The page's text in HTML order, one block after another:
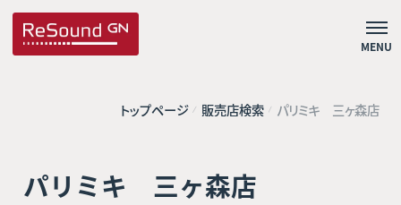
MENU
トップページ 販売店検索 パリミキ 三ヶ森店
パリミキ 三ヶ森店